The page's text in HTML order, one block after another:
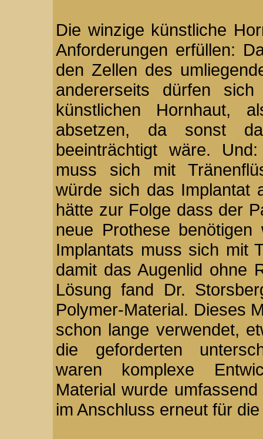
Die winzige künstliche
Anforderungen erfüllen:
den Zellen des
andererseits dürfen
künstlichen Hornhaut,
absetzen, da sonst
beeinträchtigt wäre.
muss sich mit
würde sich das Implantat
hätte zur Folge dass der
neue Prothese
Implantats muss sich mit
damit das Augenlid ohne
Lösung fand Dr.
Polymer-Material. Dieses
schon lange verwendet,
die geforderten
waren komplexe
Material wurde
im Anschluss erneut für